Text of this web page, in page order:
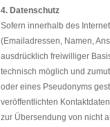
4. Datenschutz
Sofern innerhalb des
(Emailadressen, Namen,
ausdrücklich freiwilliger
technisch möglich und
oder eines Pseudonyms
veröffentlichten
zur Übersendung von nicht